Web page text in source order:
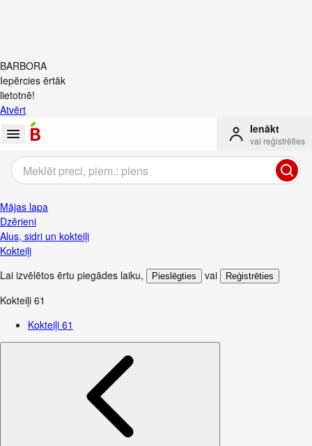
BARBORA
Iepērcies ērtāk
lietotnē!
Atvērt
Ienākt
vai reģistrēties
Mājas lapa
Dzērieni
Alus, sidri un kokteiļi
Kokteiļi
Lai izvēlētos ērtu piegādes laiku, Pieslēgties vai Reģistrēties
Kokteiļi 61
Kokteiļi 61